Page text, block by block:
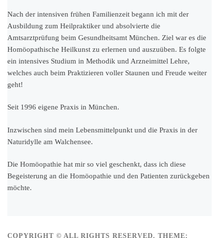
Nach der intensiven frühen Familienzeit begann ich mit der
Ausbildung zum Heilpraktiker und absolvierte die
Amtsarztprüfung beim Gesundheitsamt München. Ziel war es die
Homöopathische Heilkunst zu erlernen und auszuüben. Es folgte
ein intensives Studium in Methodik und Arzneimittel Lehre,
welches auch beim Praktizieren voller Staunen und Freude weiter
geht!
Seit 1996 eigene Praxis in München.
Inzwischen sind mein Lebensmittelpunkt und die Praxis in der
Naturidylle am Walchensee.
Die Homöopathie hat mir so viel geschenkt, dass ich diese
Begeisterung an die Homöopathie und den Patienten zurückgeben
möchte.
COPYRIGHT © ALL RIGHTS RESERVED. THEME: